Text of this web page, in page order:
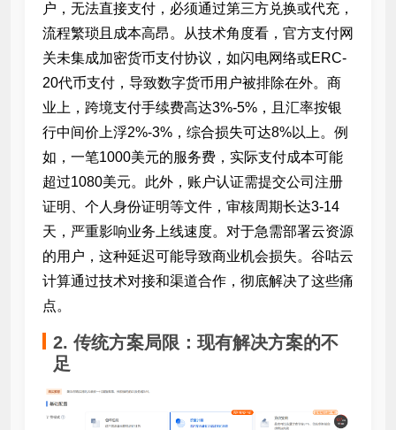
户，无法直接支付，必须通过第三方兑换或代充，
流程繁琐且成本高昂。从技术角度看，官方支付网
关未集成加密货币支付协议，如闪电网络或ERC-
20代币支付，导致数字货币用户被排除在外。商
业上，跨境支付手续费高达3%-5%，且汇率按银
行中间价上浮2%-3%，综合损失可达8%以上。例
如，一笔1000美元的服务费，实际支付成本可能
超过1080美元。此外，账户认证需提交公司注册
证明、个人身份证明等文件，审核周期长达3-14
天，严重影响业务上线速度。对于急需部署云资源
的用户，这种延迟可能导致商业机会损失。谷咕云
计算通过技术对接和渠道合作，彻底解决了这些痛
点。
2. 传统方案局限：现有解决方案的不
足